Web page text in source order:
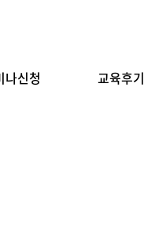
나신청 교육후기